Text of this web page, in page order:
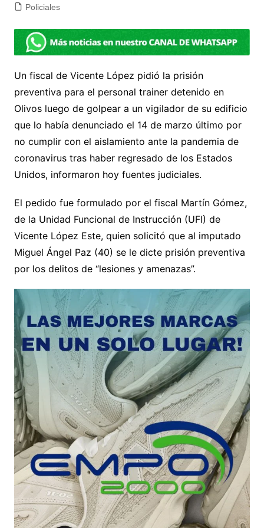
Policiales
Un fiscal de Vicente López pidió la prisión
preventiva para el personal trainer detenido en
Olivos luego de golpear a un vigilador de su edificio
que lo había denunciado el 14 de marzo último por
no cumplir con el aislamiento ante la pandemia de
coronavirus tras haber regresado de los Estados
Unidos, informaron hoy fuentes judiciales.
El pedido fue formulado por el fiscal Martín Gómez,
de la Unidad Funcional de Instrucción (UFI) de
Vicente López Este, quien solicitó que al imputado
Miguel Ángel Paz (40) se le dicte prisión preventiva
por los delitos de “lesiones y amenazas”.